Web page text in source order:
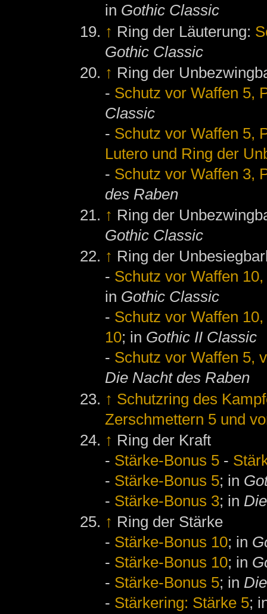
in Gothic Classic
↑ Ring der Läuterung:
Gothic Classic
↑ Ring der
- Schutz vor Waffen 5,
Classic
- Schutz vor Waffen 5,
Lutero und Ring der
- Schutz vor Waffen 3,
des Raben
↑ Ring der
Gothic Classic
↑ Ring der
- Schutz vor Waffen
in Gothic Classic
- Schutz vor Waffen
10; in Gothic II Classic
- Schutz vor Waffen 5,
Die Nacht des Raben
↑ Schutzring des
Zerschmettern 5 und
↑ Ring der Kraft
- Stärke-Bonus 5 -
- Stärke-Bonus 5; in
- Stärke-Bonus 3; in
↑ Ring der Stärke
- Stärke-Bonus 10; in
- Stärke-Bonus 10; in
- Stärke-Bonus 5; in
- Stärkering: Stärke 5;